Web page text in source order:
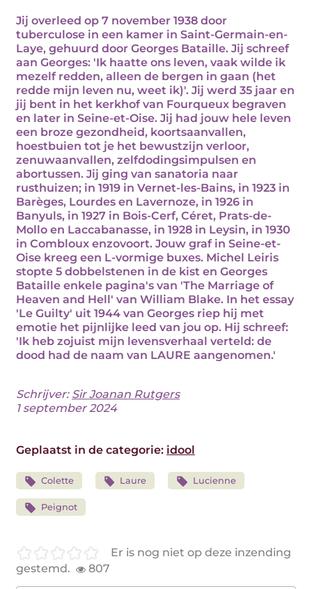
Jij overleed op 7 november 1938 door
tuberculose in een kamer in Saint-Germain-en-
Laye, gehuurd door Georges Bataille. Jij schreef
aan Georges: 'Ik haatte ons leven, vaak wilde ik
mezelf redden, alleen de bergen in gaan (het
redde mijn leven nu, weet ik)'. Jij werd 35 jaar en
jij bent in het kerkhof van Fourqueux begraven
en later in Seine-et-Oise. Jij had jouw hele leven
een broze gezondheid, koortsaanvallen,
hoestbuien tot je het bewustzijn verloor,
zenuwaanvallen, zelfdodingsimpulsen en
abortussen. Jij ging van sanatoria naar
rusthuizen; in 1919 in Vernet-les-Bains, in 1923 in
Barèges, Lourdes en Lavernoze, in 1926 in
Banyuls, in 1927 in Bois-Cerf, Céret, Prats-de-
Mollo en Laccabanasse, in 1928 in Leysin, in 1930
in Combloux enzovoort. Jouw graf in Seine-et-
Oise kreeg een L-vormige buxes. Michel Leiris
stopte 5 dobbelstenen in de kist en Georges
Bataille enkele pagina's van 'The Marriage of
Heaven and Hell' van William Blake. In het essay
'Le Guilty' uit 1944 van Georges riep hij met
emotie het pijnlijke leed van jou op. Hij schreef:
'Ik heb zojuist mijn levensverhaal verteld: de
dood had de naam van LAURE aangenomen.'
Schrijver: Sir Joanan Rutgers
1 september 2024
Geplaatst in de categorie: idool
Colette Laure Lucienne
Peignot
Er is nog niet op deze inzending
gestemd.
807